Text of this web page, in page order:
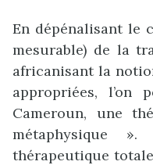
En dépénalisant le
mesurable) de la
africanisant la
appropriées, l’on
Cameroun, une
métaphysique
thérapeutique